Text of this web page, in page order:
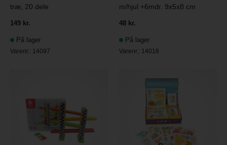
træ, 20 dele
149 kr.
På lager
Varenr.: 14097
m/hjul +6mdr. 9x5x8 cm
48 kr.
På lager
Varenr.: 14018